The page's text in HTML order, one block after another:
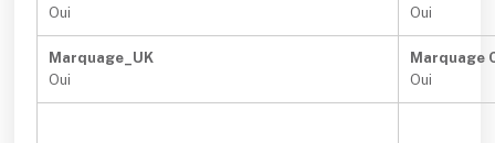
Oui
Oui
Marquage_UK
Oui
Marquage
Oui